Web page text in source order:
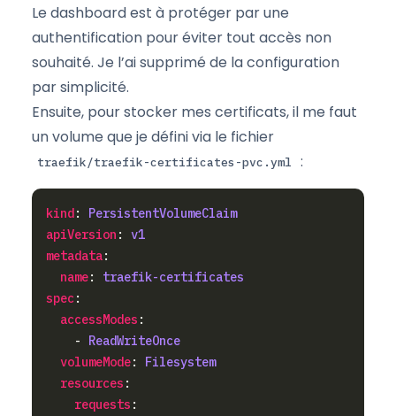
Le dashboard est à protéger par une
authentification pour éviter tout accès non
souhaité. Je l’ai supprimé de la configuration
par simplicité.
Ensuite, pour stocker mes certificats, il me faut
un volume que je défini via le fichier
traefik/traefik-certificates-pvc.yml :
kind: PersistentVolumeClaim
apiVersion : v1
metadata
name: traefik-certificates
spec
accessModes
    -
ReadWriteOnce
volumeMode: Filesystem
resources
requests